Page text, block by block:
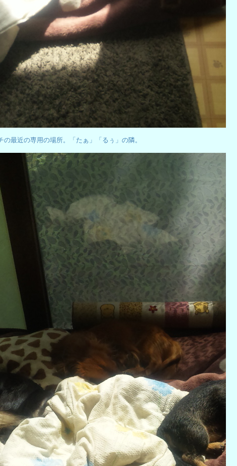
の最近の専用の場所。「たぁ」「るぅ」の隣。